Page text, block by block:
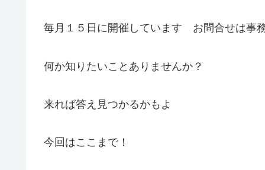
毎月１５日に開催しています お問合せは事
何か知りたいことありませんか？
来れば答え見つかるかもよ
今回はここまで！